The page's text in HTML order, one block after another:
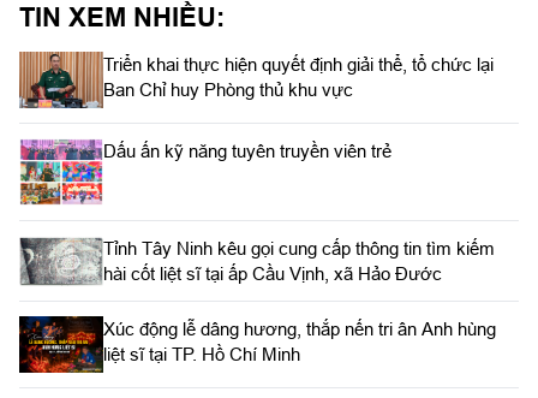
TIN XEM NHIỀU:
Triển khai thực hiện quyết định giải thể, tổ chức lại
Ban Chỉ huy Phòng thủ khu vực
Dấu ấn kỹ năng tuyên truyền viên trẻ
Tỉnh Tây Ninh kêu gọi cung cấp thông tin tìm kiếm
hài cốt liệt sĩ tại ấp Cầu Vịnh, xã Hảo Đước
Xúc động lễ dâng hương, thắp nến tri ân Anh hùng
liệt sĩ tại TP. Hồ Chí Minh